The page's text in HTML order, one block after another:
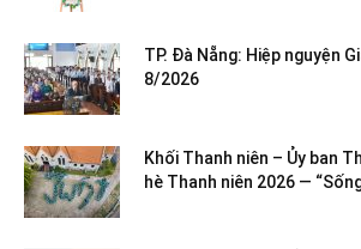
TP. Đà Nẵng: Hiệp nguyện
8/2026
Khối Thanh niên – Ủy ban
hè Thanh niên 2026 —